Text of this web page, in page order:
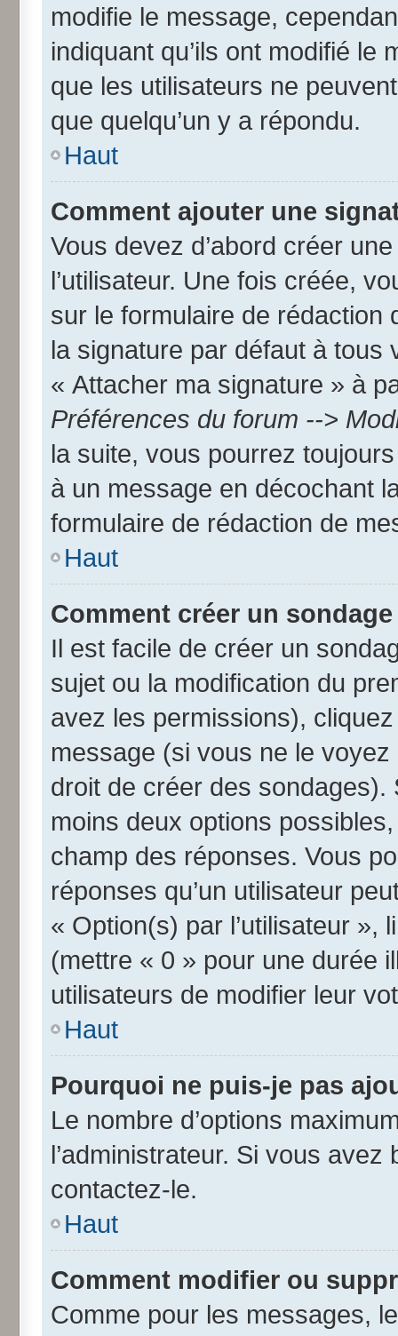
modifie le message,
indiquant qu’ils ont modifié le
que les utilisateurs ne
que quelqu’un y a répondu.
Haut
Comment ajouter une
Vous devez d’abord créer
l’utilisateur. Une fois créée,
sur le formulaire de rédaction
la signature par défaut à tous
« Attacher ma signature » à
Préférences du forum -->
la suite, vous pourrez
à un message en décochant
formulaire de rédaction de
Haut
Comment créer un
Il est facile de créer un
sujet ou la modification du
avez les permissions),
message (si vous ne le
droit de créer des
moins deux options
champ des réponses. Vous
réponses qu’un utilisateur
« Option(s) par l’utilisateur »,
(mettre « 0 » pour une durée
utilisateurs de modifier leur
Haut
Pourquoi ne puis-je pas
Le nombre d’options
l’administrateur. Si vous avez
contactez-le.
Haut
Comment modifier ou
Comme pour les messages,